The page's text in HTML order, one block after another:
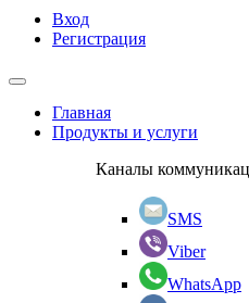
Вход
Регистрация
Главная
Продукты и услуги
Каналы
SMS
Viber
WhatsApp